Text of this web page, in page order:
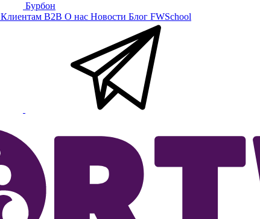
Бурбон
Клиентам B2B О нас Новости Блог FWSchool